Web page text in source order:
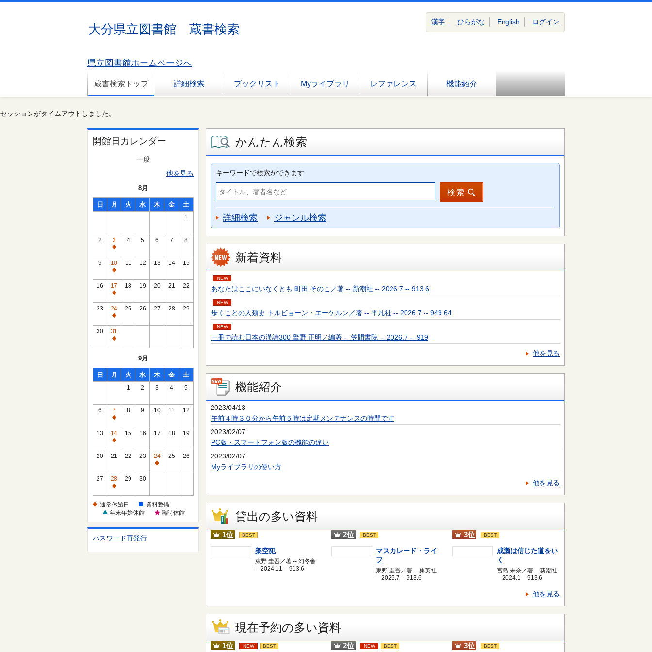
大分県立図書館 蔵書検索
県立図書館ホームページへ
蔵書検索トップ 詳細検索 ブックリスト Myライブラリ レファレンス 機能紹介
漢字 ひらがな English ログイン
セッションがタイムアウトしました。
開館日カレンダー
一般
他を見る
8月
日 月 火 水 木 金 土
1
2
3
通
常
休
館
日
4 5 6 7 8
9
10
通
常
休
館
日
11 12 13 14 15
16
17
通
常
休
館
日
18 19 20 21 22
23
24
通
常
休
館
25 26 27 28 29
30
31
通
館
日
9月
日 月 火 水 木 金 土
1 2 3 4 5
6
7
通
常
休
館
8 9 10 11 12
13
14
通
常
館
日
15 16 17 18 19
20 21 22 23
24
通
館
日
25 26
27
28
通
休
日
29 30
通常休館日
資料整備
年末年始休館
臨時休館
パスワード再発行
かんたん検索
キーワードで検索ができます
検索
詳細検索 ジャンル検索
新着資料
NEW
あなたはここにいなくとも 町田 そのこ／著 -- 新潮社 -- 2026.7 -- 913.6
NEW
歩くことの人類史 トルビョーン・エーケルン／著 -- 平凡社 -- 2026.7 -- 949.64
NEW
一冊で読む日本の漢詩300 鷲野 正明／編著 -- 笠間書院 -- 2026.7 -- 919
他を見る
機能紹介
2023/04/13
午前４時３０分から午前５時は定期メンテナンスの時間です
2023/02/07
PC版・スマートフォン版の機能の違い
2023/02/07
Myライブラリの使い方
他を見る
貸出の多い資料
1位 BEST
架空犯
東野 圭吾／著 -- 幻冬舎
-- 2024.11 -- 913.6
2位 BEST
マスカレード・ライ
フ
東野 圭吾／著 -- 集英社
-- 2025.7 -- 913.6
3位 BEST
成瀬は信じた道をい
く
宮島 未奈／著 -- 新潮社
-- 2024.1 -- 913.6
他を見る
現在予約の多い資料
1位 NEW BEST 2位 NEW BEST 3位 BEST